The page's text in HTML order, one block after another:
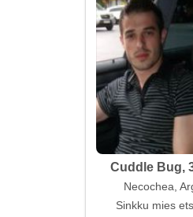
Cuddle Bug,
Necochea,
Sinkku mies